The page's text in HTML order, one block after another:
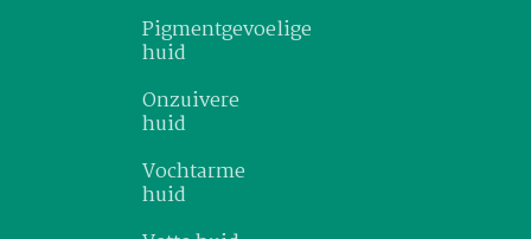
Pigmentgevoelige
huid
Onzuivere
huid
Vochtarme
huid